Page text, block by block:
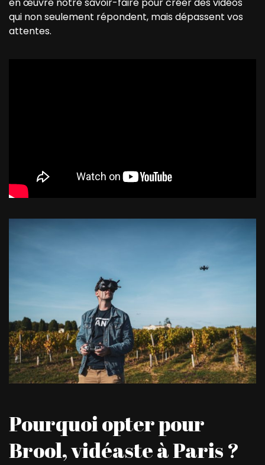
qui non seulement répondent, mais dépassent vos
attentes.
Pourquoi opter pour
Brool, vidéaste à Paris ?